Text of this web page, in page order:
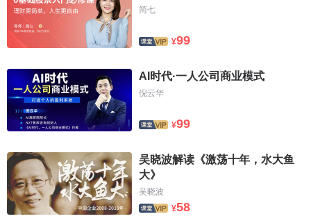
of Keynes's General Theory, followed up by his equally
unsympathetic 1946 and 1962 reviews of the same. He was
an unreconstructed proponent of over-investment theories of
Haberler was also addicted to policy. From the
beginning, he was a constant advocate of both free trade
and flexible exchange rates as well as arguing the
Haberler left Harvard to become a resident scholar at the
American Enterprise Institute together with his old
schoolmateFritz Machlup
. His neo-liberal policy
prescriptions becoming the hallmark of that institution.
简七
¥99
AI时代·一人公司商业模式
倪云华
¥99
吴晓波解读《激荡十年，水大鱼
大》
吴晓波
¥58